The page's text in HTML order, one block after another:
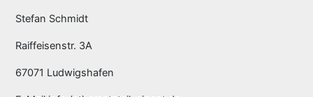
Stefan Schmidt
Raiffeisenstr. 3A
67071 Ludwigshafen